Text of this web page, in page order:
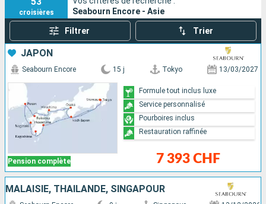
Rechercher
croisières
Seabourn Encore - Asie
Filtrer Trier
JAPON
Pension complète
Seabourn Encore 15 j Tokyo 13/03/2027
7 393 CHF
Formule tout inclus luxe
Service personnalisé
Pourboires inclus
Restauration raffinée
MALAISIE, THAÏLANDE, SINGAPOUR